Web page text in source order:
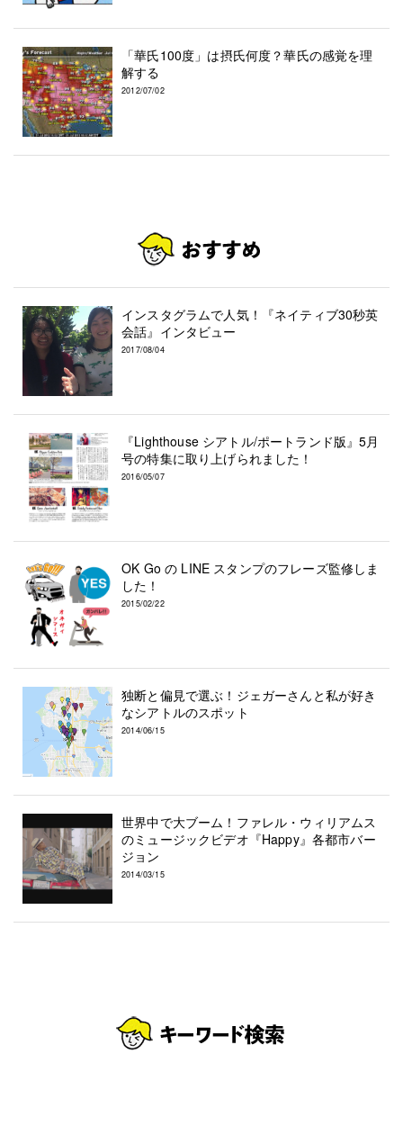
「華氏100度」は摂氏何度？華氏の感覚を理
解する
2012/07/02
インスタグラムで人気！『ネイティブ30秒英
会話』インタビュー
2017/08/04
『Lighthouse シアトル/ポートランド版』5月
号の特集に取り上げられました！
2016/05/07
OK Go の LINE スタンプのフレーズ監修しま
した！
2015/02/22
独断と偏見で選ぶ！ジェガーさんと私が好き
なシアトルのスポット
2014/06/15
世界中で大ブーム！ファレル・ウィリアムス
のミュージックビデオ『Happy』各都市バー
ジョン
2014/03/15